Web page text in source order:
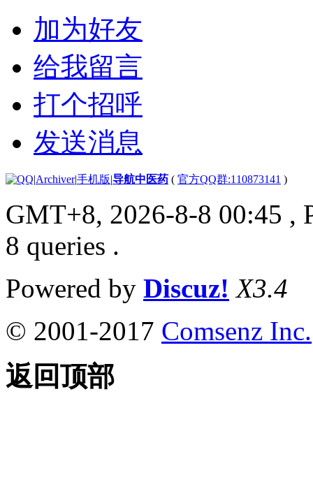
加为好友
给我留言
打个招呼
发送消息
|Archiver|手机版|导航中医药 ( 官方QQ群:110873141 )
GMT+8, 2026-8-8 00:45 ,
8 queries .
Powered by Discuz! X3.4
© 2001-2017 Comsenz Inc.
返回顶部